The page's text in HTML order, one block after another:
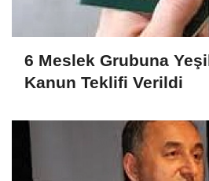
6 Meslek Grubuna
Kanun Teklifi Verildi